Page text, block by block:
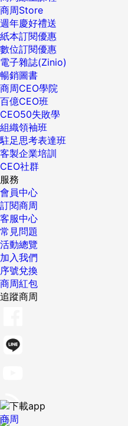
商周Store
週年慶好禮送
紙本訂閱優惠
數位訂閱優惠
電子雜誌(Zinio)
暢銷圖書
商周CEO學院
百億CEO班
CEO50失敗學
組織領袖班
駐足思考表達班
客製企業培訓
CEO社群
服務
會員中心
訂閱商周
客服中心
常見問題
活動總覽
加入我們
序號兌換
商周紅包
追蹤商周
商周